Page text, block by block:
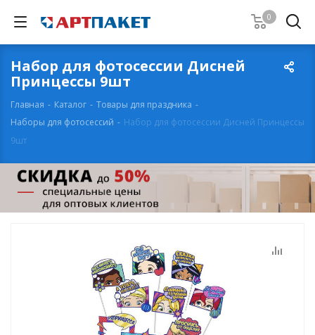
0
Набор для фотосессии Дисней
Принцессы 9шт
Главная - Каталог - Товары для праздника -
Наборы для фотосессий - Набор для фотосессии Дисней Принцессы
9шт